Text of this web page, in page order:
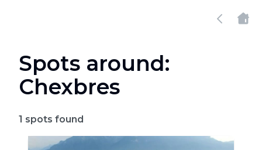
Spots around:
Chexbres
1 spots found